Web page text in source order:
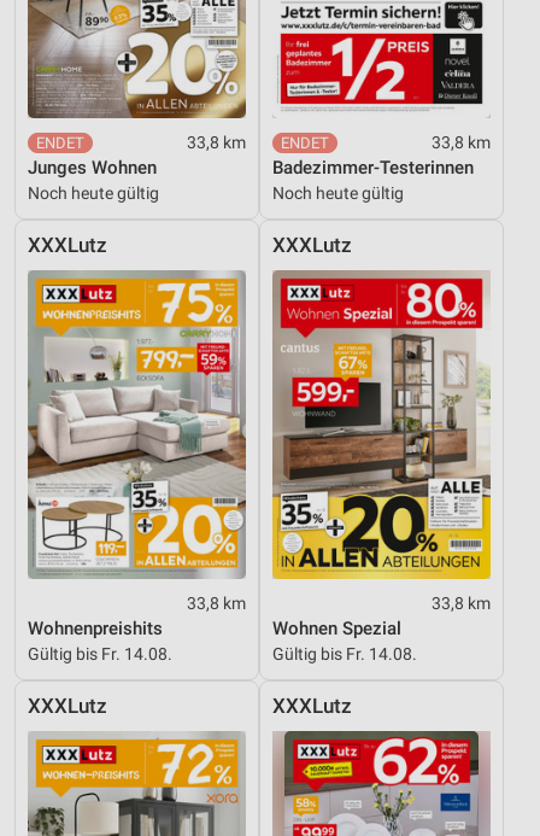
33,8 km
Junges Wohnen
Noch heute gültig
33,8 km
Badezimmer-Testerinnen
Noch heute gültig
XXXLutz
33,8 km
Wohnenpreishits
Gültig bis Fr. 14.08.
XXXLutz
33,8 km
Wohnen Spezial
Gültig bis Fr. 14.08.
XXXLutz XXXLutz